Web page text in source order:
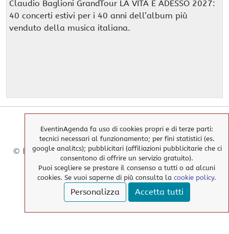
Claudio Baglioni GrandTour LA VITA È ADESSO 2027:
40 concerti estivi per i 40 anni dell’album più
venduto della musica italiana.
© EventinAgenda 2017-2026-All Rights Reserved.
EventinAgenda fa uso di cookies propri e di terze parti:
tecnici necessari al funzionamento; per fini statistici (es.
google analitcs); pubblicitari (affiliazioni pubblicitarie che ci
consentono di offrire un servizio gratuito).
Puoi scegliere se prestare il consenso a tutti o ad alcuni
cookies. Se vuoi saperne di più consulta la cookie policy.
Personalizza Accetta tutti
> Cookies Policy
> Privacy Policy